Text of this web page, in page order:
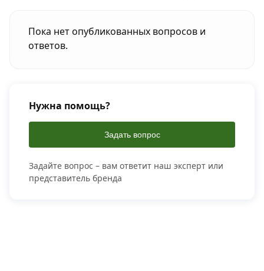
Пока нет опубликованных вопросов и
ответов.
Нужна помощь?
Задать вопрос
Задайте вопрос – вам ответит наш эксперт или
представитель бренда